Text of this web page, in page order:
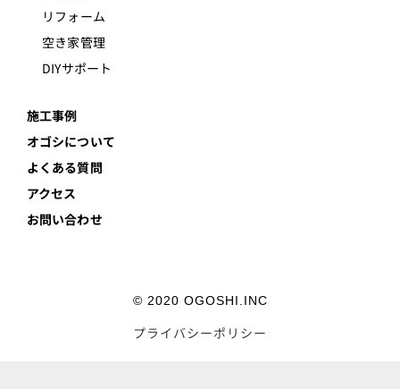
リフォーム
空き家管理
DIYサポート
施工事例
オゴシについて
よくある質問
アクセス
お問い合わせ
© 2020 OGOSHI.INC
プライバシーポリシー